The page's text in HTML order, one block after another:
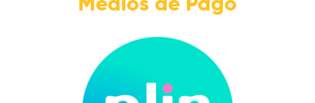
Medios de Pago